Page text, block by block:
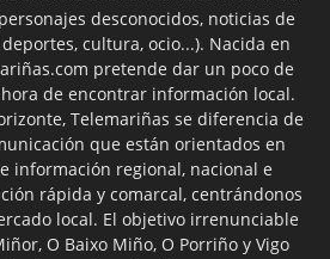
desconocidos, noticias de
cultura, ocio...). Nacida en
pretende dar un poco de
de encontrar información local.
Telemariñas se diferencia de
que están orientados en
información regional, nacional e
rápida y comarcal, centrándonos
local. El objetivo irrenunciable
O Baixo Miño, O Porriño y Vigo